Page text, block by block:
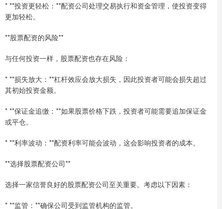
* **投资更轻松：**配资公司处理交易执行和资金管理，使投资变得
更加轻松。
**股票配资的风险**
与任何投资一样，股票配资也存在风险：
* **损失放大：**杠杆效应会放大损失，因此投资者可能会损失超过
其初始投资金额。
* **保证金追缴：**如果股票价格下跌，投资者可能需要追加保证金
或平仓。
* **利率波动：**配资利率可能会波动，这会影响投资者的成本。
**选择股票配资公司**
选择一家信誉良好的股票配资公司至关重要。考虑以下因素：
* **监管：**确保公司受到监管机构的监管。